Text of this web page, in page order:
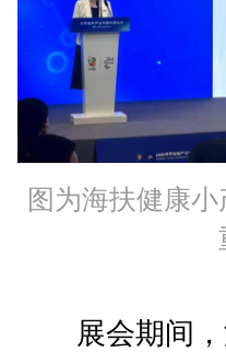
图为海扶健康
展会期间，